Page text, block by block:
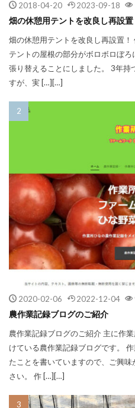
2018-04-20 2023-09-18
畑の休憩用テントを改良し再設置
畑の休憩用テントを改良し再設置
テントの屋根の部分がボロボロぼ
張り替えることにしました。 3年
すが、実 […][…]
2020-02-06 2022-12-04
農作業記録ブログのご紹介
農作業記録ブログのご紹介 主に作
けている農作業記録ブログです。
たことを書いていますので、ご興
さい。 作 […][…]